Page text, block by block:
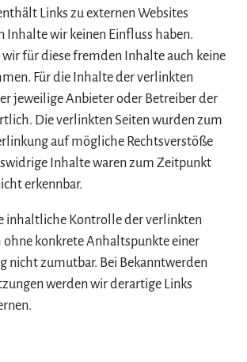
Links zu externen Websites
Inhalte wir keinen Einfluss haben.
für diese fremden Inhalte auch keine
Für die Inhalte der verlinkten
jeweilige Anbieter oder Betreiber der
Die verlinkten Seiten wurden zum
auf mögliche Rechtsverstöße
Inhalte waren zum Zeitpunkt
erkennbar.
inhaltliche Kontrolle der verlinkten
ohne konkrete Anhaltspunkte einer
nicht zumutbar. Bei Bekanntwerden
werden wir derartige Links